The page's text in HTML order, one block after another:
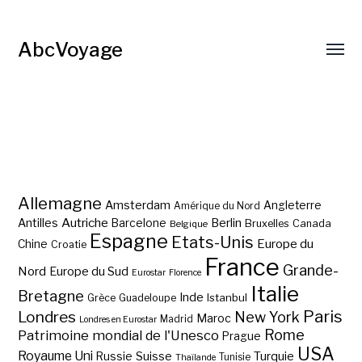
AbcVoyage
Allemagne Amsterdam Amérique du Nord Angleterre
Antilles Autriche Barcelone Belgique Berlin Bruxelles Canada
Chine Croatie Espagne Etats-Unis Europe du
Nord Europe du Sud Eurostar Florence France Grande-
Bretagne Grèce Guadeloupe Inde Istanbul Italie
Londres Londres en Eurostar Madrid Maroc New York Paris
Patrimoine mondial de l'Unesco Prague Rome
Royaume Uni Russie Suisse Thaïlande Tunisie Turquie USA